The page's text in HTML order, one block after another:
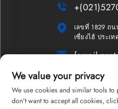


เลขที่ 1829 ถ
เซี่ยงไฮ้ ประเ
 [email
จดหมายข่
We value your privacy
We use cookies and similar tools
don't want to accept all cookies,